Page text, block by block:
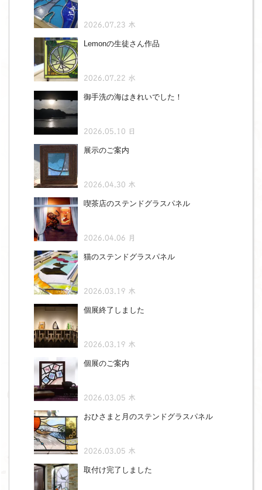
2026.07.23 木
Lemonの生徒さん作品
2026.07.22 水
御手洗の海はきれいでした！
2026.05.10 日
展示のご案内
2026.04.30 木
喫茶店のステンドグラスパネル
2026.04.06 月
猫のステンドグラスパネル
2026.03.19 木
個展終了しました
2026.03.19 木
個展のご案内
2026.03.05 木
おひさまと月のステンドグラスパネル
2026.03.05 木
取付け完了しました